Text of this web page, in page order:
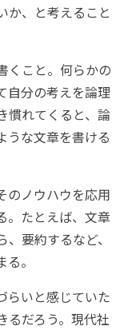
か、と考えること
くこと。何らかの
自分の考えを論理
慣れてくると、論
うな文章を書ける
のノウハウを応用
。たとえば、文章
要約するなど、
。
らいと感じていた
るだろう。現代社